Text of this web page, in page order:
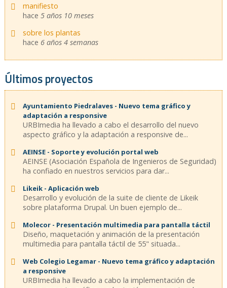
manifiesto
hace 5 años 10 meses
sobre los plantas
hace 6 años 4 semanas
Últimos proyectos
Ayuntamiento Piedralaves - Nuevo tema gráfico y
adaptación a responsive
URBImedia ha llevado a cabo el desarrollo del nuevo
aspecto gráfico y la adaptación a responsive de...
AEINSE - Soporte y evolución portal web
AEINSE (Asociación Española de Ingenieros de Seguridad)
ha confiado en nuestros servicios para dar...
Likeik - Aplicación web
Desarrollo y evolución de la suite de cliente de Likeik
sobre plataforma Drupal. Un buen ejemplo de...
Molecor - Presentación multimedia para pantalla táctil
Diseño, maquetación y animación de la presentación
multimedia para pantalla táctil de 55" situada...
Web Colegio Legamar - Nuevo tema gráfico y adaptación
a responsive
URBImedia ha llevado a cabo la implementación de